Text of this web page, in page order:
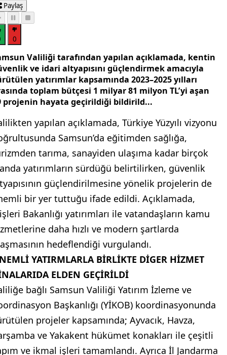
Paylaş
0
Valiliği tarafından yapılan açıklamada, kentin
ve idari altyapısını güçlendirmek amacıyla
yatırımlar kapsamında 2023–2025 yılları
toplam bütçesi 1 milyar 81 milyon TL’yi aşan
projenin hayata geçirildiği bildirild...
yapılan açıklamada, Türkiye Yüzyılı vizyonu
Samsun’da eğitimden sağlığa,
tarıma, sanayiden ulaşıma kadar birçok
yatırımların sürdüğü belirtilirken, güvenlik
güçlendirilmesine yönelik projelerin de
bir yer tuttuğu ifade edildi. Açıklamada,
Bakanlığı yatırımları ile vatandaşların kamu
daha hızlı ve modern şartlarda
hedeflendiği vurgulandı.
YATIRMLARLA BİRLİKTE DİGER HİZMET
ELDEN GEÇİRİLDİ
bağlı Samsun Valiliği Yatırım İzleme ve
Başkanlığı (YİKOB) koordinasyonunda
projeler kapsamında; Ayvacık, Havza,
ve Yakakent hükümet konakları ile çeşitli
ve ikmal işleri tamamlandı. Ayrıca İl Jandarma